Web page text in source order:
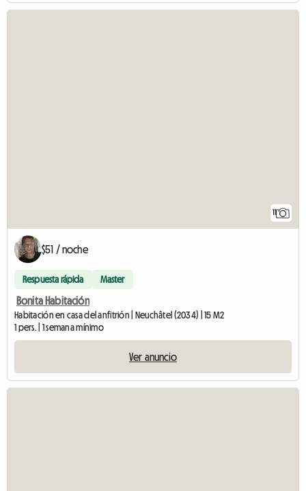
11
$51 / noche
Respuesta rápida Master
Bonita Habitación
Habitación en casa del anfitrión | Neuchâtel (2034) | 15 M2
1 pers. | 1 semana mínimo
Ver anuncio